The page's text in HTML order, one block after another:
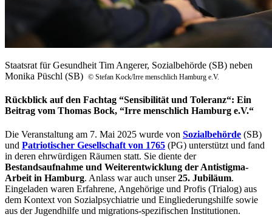
Staatsrat für Gesundheit Tim Angerer, Sozialbehörde (SB) neben
Monika Püschl (SB) © Stefan Kock/Irre menschlich Hamburg e.V.
Rückblick auf den Fachtag “Sensibilität und Toleranz“: Ein
Beitrag vom Thomas Bock, “Irre menschlich Hamburg e.V.“
Die Veranstaltung am 7. Mai 2025 wurde von Sozialbehörde (SB)
und Patriotischer Gesellschaft von 1765 (PG) unterstützt und fand
in deren ehrwürdigen Räumen statt. Sie diente der
Bestandsaufnahme und Weiterentwicklung der Antistigma-
Arbeit in Hamburg. Anlass war auch unser25. Jubiläum.
Eingeladen waren Erfahrene, Angehörige und Profis (Trialog) aus
dem Kontext von Sozialpsychiatrie und Eingliederungshilfe sowie
aus der Jugendhilfe und migrations-spezifischen Institutionen.